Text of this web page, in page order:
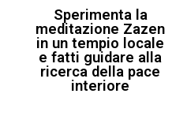
Sperimenta la
meditazione Zazen
in un tempio locale
e fatti guidare alla
ricerca della pace
interiore